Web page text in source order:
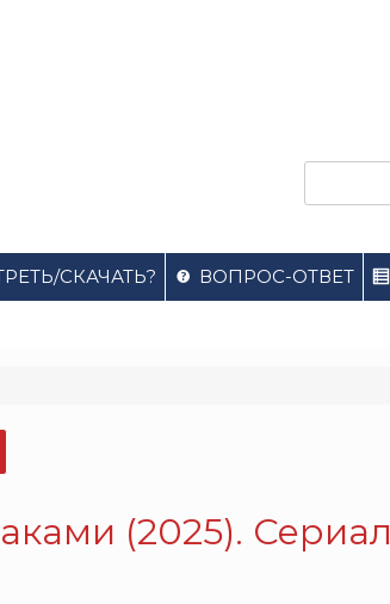
СКАЧАТЬ? ВОПРОС-ОТВЕТ
(2025). Сериал